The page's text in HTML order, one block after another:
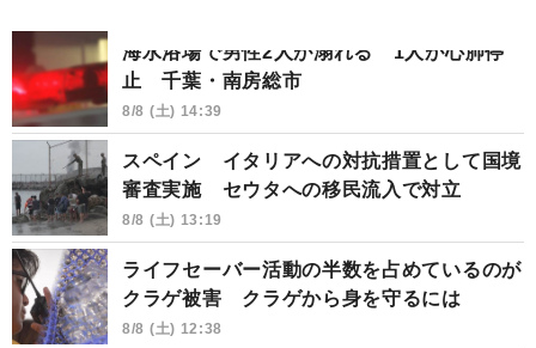
海水浴場で男性2人が溺れる 1人が心肺停
止 千葉・南房総市
8/8 (土) 14:39
スペイン イタリアへの対抗措置として国境
審査実施 セウタへの移民流入で対立
8/8 (土) 13:19
ライフセーバー活動の半数を占めているのが
クラゲ被害 クラゲから身を守るには
8/8 (土) 12:38